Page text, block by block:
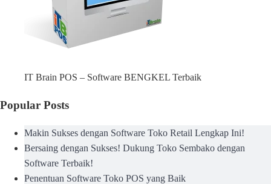
IT Brain POS – Software BENGKEL Terbaik
Popular Posts
Makin Sukses dengan Software Toko Retail Lengkap Ini!
Bersaing dengan Sukses! Dukung Toko Sembako dengan
Software Terbaik!
Penentuan Software Toko POS yang Baik